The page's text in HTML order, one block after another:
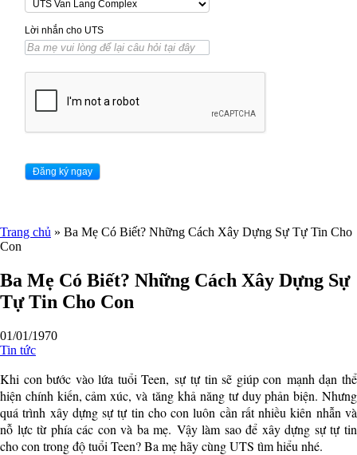
Lời nhắn cho UTS
Trang chủ » Ba Mẹ Có Biết? Những Cách Xây Dựng Sự Tự Tin Cho
Con
Ba Mẹ Có Biết? Những Cách Xây Dựng Sự
Tự Tin Cho Con
01/01/1970
Tin tức
Khi con bước vào lứa tuổi Teen, sự tự tin sẽ giúp con mạnh dạn thể
hiện chính kiến, cảm xúc, và tăng khả năng tư duy phản biện. Nhưng
quá trình xây dựng sự tự tin cho con luôn cần rất nhiều kiên nhẫn và
nỗ lực từ phía các con và ba mẹ. Vậy làm sao để xây dựng sự tự tin
cho con trong độ tuổi Teen? Ba mẹ hãy cùng UTS tìm hiểu nhé.